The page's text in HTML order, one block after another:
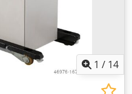
1 / 14